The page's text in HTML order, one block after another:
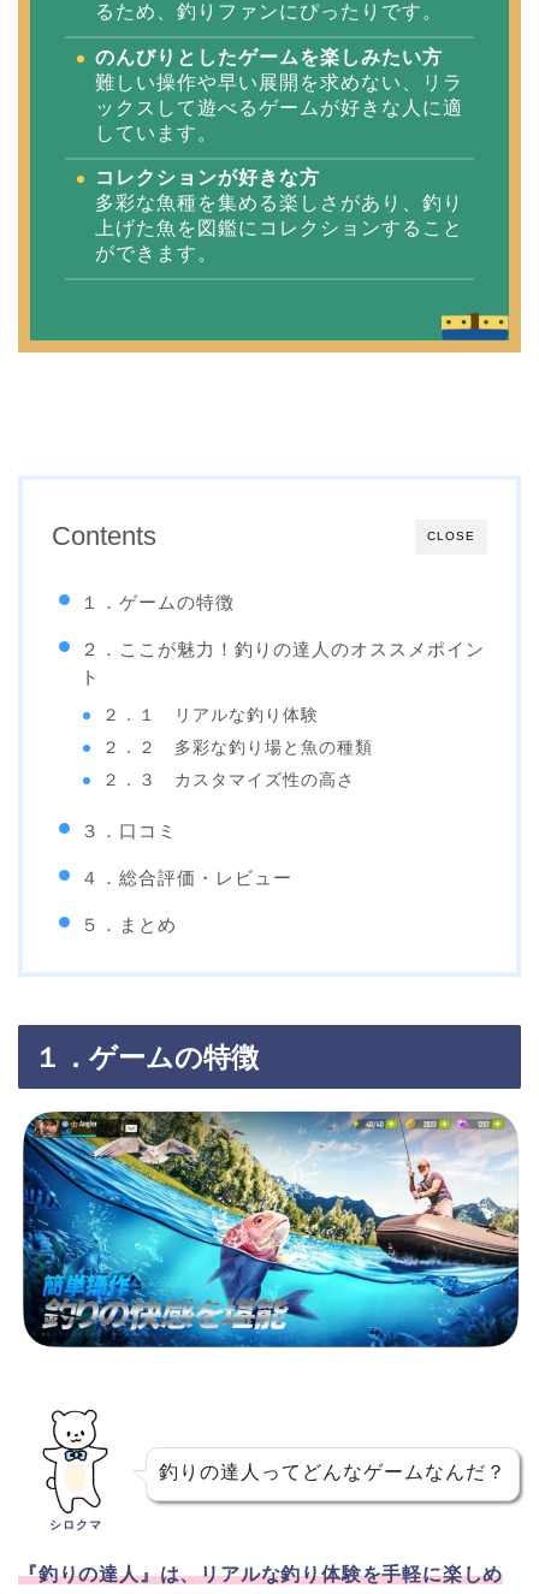
るため、釣りファンにぴったりです。
のんびりとしたゲームを楽しみたい方
難しい操作や早い展開を求めない、リラ
ックスして遊べるゲームが好きな人に適
しています。
コレクションが好きな方
多彩な魚種を集める楽しさがあり、釣り
上げた魚を図鑑にコレクションすること
ができます。
CLOSE
Contents
１．ゲームの特徴
２．ここが魅力！釣りの達人のオススメポイン
ト
２．１ リアルな釣り体験
２．２ 多彩な釣り場と魚の種類
２．３ カスタマイズ性の高さ
３．口コミ
４．総合評価・レビュー
５．まとめ
１．ゲームの特徴
シロクマ
釣りの達人ってどんなゲームなんだ？
『釣りの達人』は、リアルな釣り体験を手軽に楽しめ